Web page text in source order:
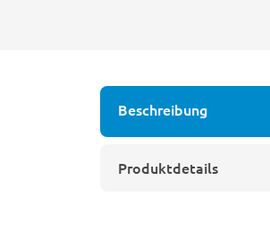
Beschreibung
Produktdetails